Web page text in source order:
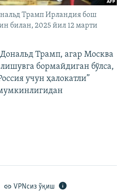
Трамп Ирландия бош
билан, 2025 йил 12 марти
Трамп, агар Москва
бормайдиган бўлса,
учун ҳалокатли”
VPNсиз ўқиш